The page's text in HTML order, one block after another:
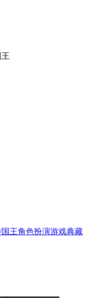
王角色扮演游戏典藏